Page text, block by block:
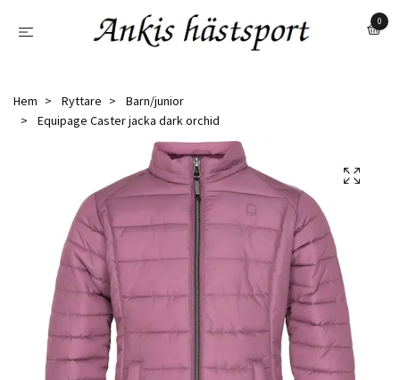
0
Hem Ryttare
Barn/junior
Equipage Caster jacka dark orchid